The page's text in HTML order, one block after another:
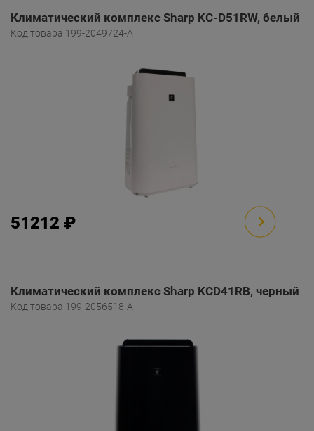
Климатический комплекс Sharp KC-D51RW, белый
Код товара 199-2049724-A
51212 ₽
Климатический комплекс Sharp KCD41RB, черный
Код товара 199-2056518-A